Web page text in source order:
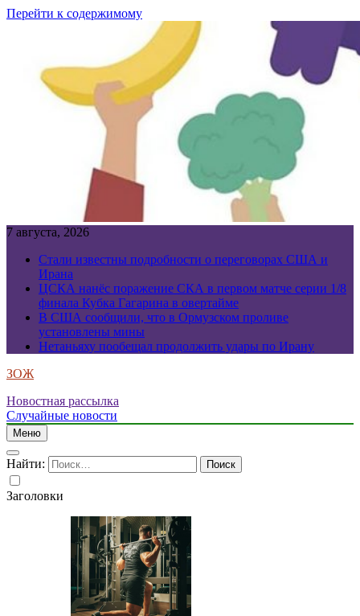
Перейти к содержимому
7 августа, 2026
Стали известны подробности о переговорах США и
Ирана
ЦСКА нанёс поражение СКА в первом матче серии 1/8
финала Кубка Гагарина в овертайме
В США сообщили, что в Ормузском проливе
установлены мины
Нетаньяху пообещал продолжить удары по Ирану
ЗОЖ
Новостная рассылка
Случайные новости
Меню
Найти:
Заголовки